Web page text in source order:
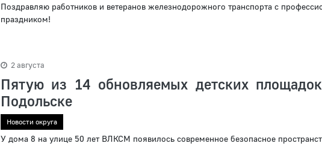
Поздравляю работников и ветеранов железнодорожного транспорта с
праздником!
2 августа
Пятую из 14 обновляемых детских
Подольске
Новости округа
У дома 8 на улице 50 лет ВЛКСМ появилось современное безопасное